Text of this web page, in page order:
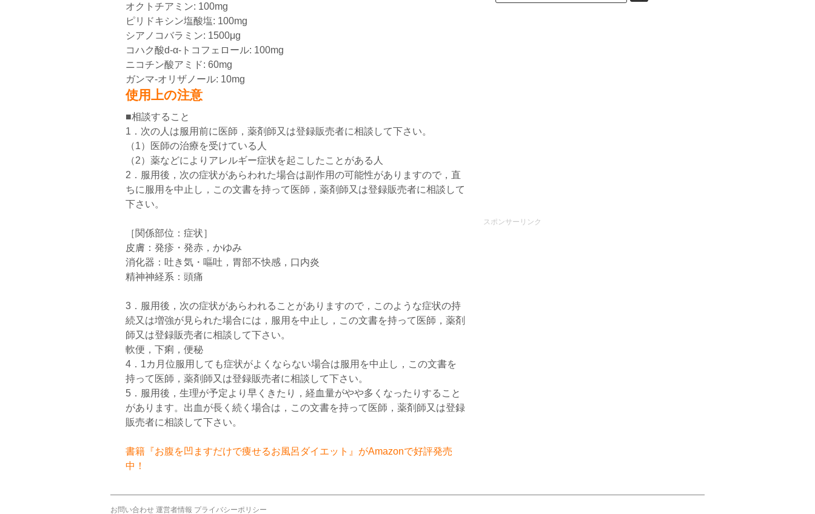
オクトチアミン: 100mg
ピリドキシン塩酸塩: 100mg
シアノコバラミン: 1500μg
コハク酸d-α-トコフェロール: 100mg
ニコチン酸アミド: 60mg
ガンマ-オリザノール: 10mg
使用上の注意
■相談すること
1．次の人は服用前に医師，薬剤師又は登録販売者に相談して下さい。
（1）医師の治療を受けている人
（2）薬などによりアレルギー症状を起こしたことがある人
2．服用後，次の症状があらわれた場合は副作用の可能性がありますので，直
ちに服用を中止し，この文書を持って医師，薬剤師又は登録販売者に相談して
下さい。
［関係部位：症状］
皮膚：発疹・発赤，かゆみ
消化器：吐き気・嘔吐，胃部不快感，口内炎
精神神経系：頭痛
3．服用後，次の症状があらわれることがありますので，このような症状の持
続又は増強が見られた場合には，服用を中止し，この文書を持って医師，薬剤
師又は登録販売者に相談して下さい。
軟便，下痢，便秘
4．1カ月位服用しても症状がよくならない場合は服用を中止し，この文書を
持って医師，薬剤師又は登録販売者に相談して下さい。
5．服用後，生理が予定より早くきたり，経血量がやや多くなったりすること
があります。出血が長く続く場合は，この文書を持って医師，薬剤師又は登録
販売者に相談して下さい。
書籍『お腹を凹ますだけで痩せるお風呂ダイエット』がAmazonで好評発売
中！
スポンサーリンク
お問い合わせ 運営者情報 プライバシーポリシー